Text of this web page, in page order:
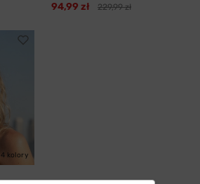
94,99 zł 229,99 zł
4 kolory